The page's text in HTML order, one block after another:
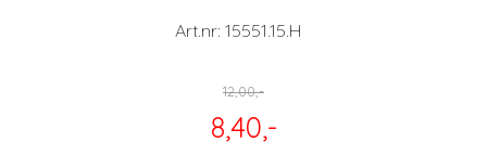
Art.nr: 15551.15.H
12,00,-
8,40,-